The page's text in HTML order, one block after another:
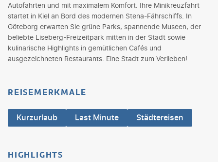
Autofahrten und mit maximalem Komfort. Ihre Minikreuzfahrt
startet in Kiel an Bord des modernen Stena-Fährschiffs. In
Göteborg erwarten Sie grüne Parks, spannende Museen, der
beliebte Liseberg-Freizeitpark mitten in der Stadt sowie
kulinarische Highlights in gemütlichen Cafés und
ausgezeichneten Restaurants. Eine Stadt zum Verlieben!
REISEMERKMALE
Kurzurlaub Last Minute Städtereisen
HIGHLIGHTS